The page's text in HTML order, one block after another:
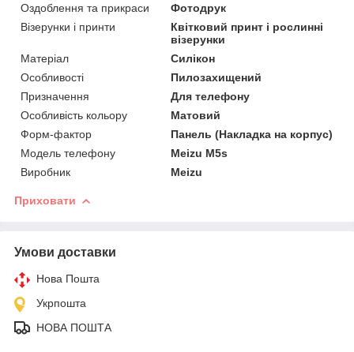
Оздоблення та прикраси
Фотодрук
Візерунки і принти
Квітковий принт і рослинні
візерунки
Матеріал
Силікон
Особливості
Пилозахищений
Призначення
Для телефону
Особливість кольору
Матовий
Форм-фактор
Панель (Накладка на корпус)
Модель телефону
Meizu M5s
Виробник
Meizu
Приховати
Умови доставки
Нова Пошта
Укрпошта
НОВА ПОШТА